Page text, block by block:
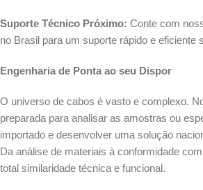
Suporte Técnico Próximo: Conte com
no Brasil para um suporte rápido e eficiente
Engenharia de Ponta ao seu Dispor
O universo de cabos é vasto e complexo.
preparada para analisar as amostras ou
importado e desenvolver uma solução
Da análise de materiais à conformidade
total similaridade técnica e funcional.